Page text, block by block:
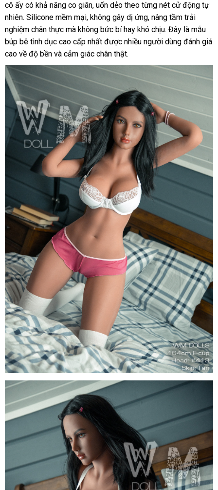
cô ấy có khả năng co giãn, uốn dẻo theo từng nét cử động tự
nhiên. Silicone mềm mại, không gây dị ứng, nâng tầm trải
nghiệm chân thực mà không bức bí hay khó chịu. Đây là mẫu
búp bê tình dục cao cấp nhất được nhiều người dùng đánh giá
cao về độ bền và cảm giác chân thật.
Búp
Bê
Tình
Dục
Dolls
Anita
164cm
Siêu